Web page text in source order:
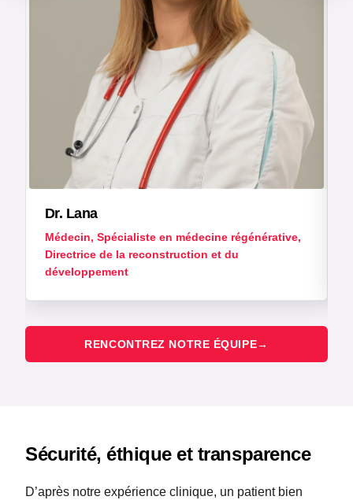
Dr. Lana
Médecin, Spécialiste en médecine régénérative,
Directrice de la reconstruction et du
développement
RENCONTREZ NOTRE ÉQUIPE→
Sécurité, éthique et transparence
D’après notre expérience clinique, un patient bien